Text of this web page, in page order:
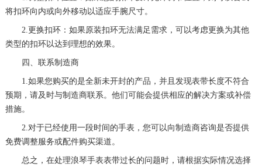
将扣环向内或向外移动以适应手腕尺寸。
2.更换扣环：如果原装扣环无法满足需求，可以考虑更换为其他
类型的扣环以达到理想的效果。
四、联系制造商
1.如果您购买的是全新未开封的产品，并且发现表带长度不符合
预期，请及时与制造商联系。他们可能会提供相应的解决方案或补偿
措施。
2.对于已经使用一段时间的手表，您可以向制造商咨询是否提供
免费调整服务或配件购买渠道。
总之，在处理浪琴手表表带过长的问题时，请根据实际情况选择